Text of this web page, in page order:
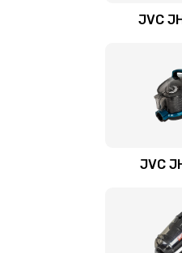
JVC
JVC